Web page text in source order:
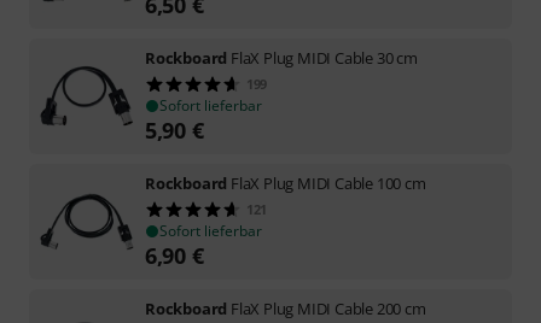
Rockboard FlaX Plug MIDI Cable 30 cm
199
Sofort lieferbar
5,90 €
Rockboard FlaX Plug MIDI Cable 100 cm
121
Sofort lieferbar
6,90 €
Rockboard FlaX Plug MIDI Cable 200 cm